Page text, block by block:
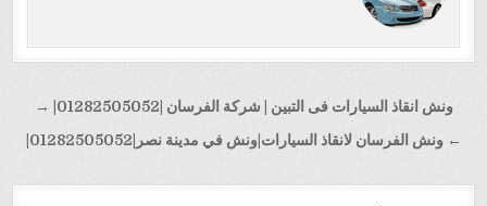
تصفّح
المقالات
ونش انقاذ السيارات فى التبين | شركة الفرسان |01282505052| →
← ونش الفرسان لانقاذ السيارات|ونش في مدينة نصر|01282505052|